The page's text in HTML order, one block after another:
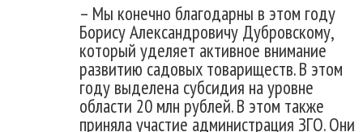
– Мы конечно благодарны в этом году
Борису Александровичу Дубровскому,
который уделяет активное внимание
развитию садовых товариществ. В этом
году выделена субсидия на уровне
области 20 млн рублей. В этом также
приняла участие администрация ЗГО. Они